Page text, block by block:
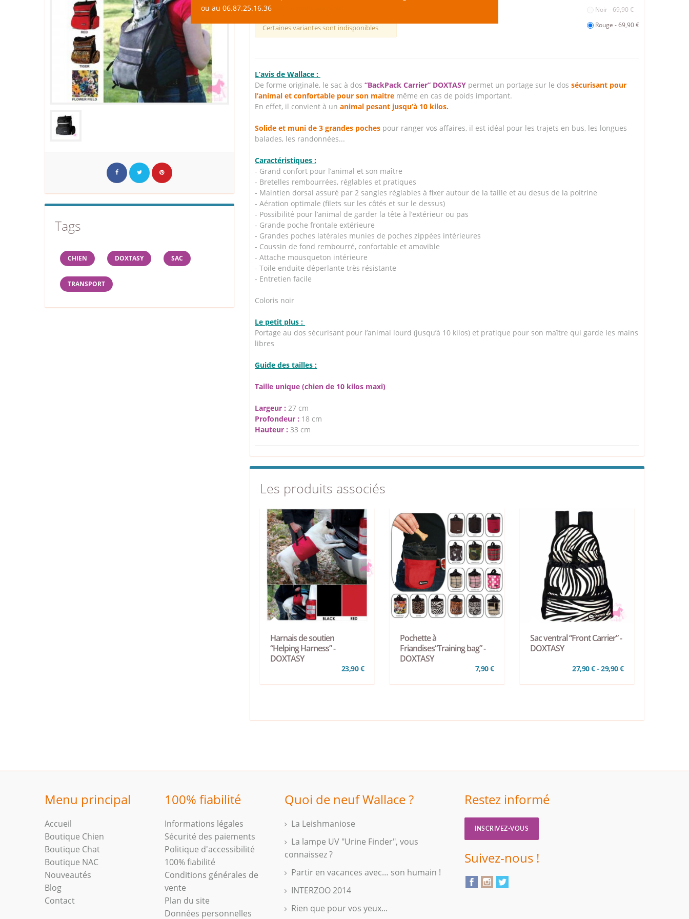
ou au 06.87.25.16.36
Tags
CHIEN DOXTASY SAC
TRANSPORT
Sacs de transport pour Chien
Certaines variantes sont indisponibles
Noir - 69,90 €
Rouge - 69,90 €
L’avis de Wallace :
De forme originale, le sac à dos “BackPack Carrier” DOXTASY permet un portage sur le dos sécurisant pour
l’animal et confortable pour son maitre même en cas de poids important.
En effet, il convient à un animal pesant jusqu’à 10 kilos.
Solide et muni de 3 grandes poches pour ranger vos affaires, il est idéal pour les trajets en bus, les longues
balades, les randonnées...
Caractéristiques :
- Grand confort pour l’animal et son maître
- Bretelles rembourrées, réglables et pratiques
- Maintien dorsal assuré par 2 sangles réglables à fixer autour de la taille et au desus de la poitrine
- Aération optimale (filets sur les côtés et sur le dessus)
- Possibilité pour l’animal de garder la tête à l’extérieur ou pas
- Grande poche frontale extérieure
- Grandes poches latérales munies de poches zippées intérieures
- Coussin de fond rembourré, confortable et amovible
- Attache mousqueton intérieure
- Toile enduite déperlante très résistante
- Entretien facile
Coloris noir
Le petit plus :
Portage au dos sécurisant pour l’animal lourd (jusqu’à 10 kilos) et pratique pour son maître qui garde les mains
libres
Guide des tailles :
Taille unique (chien de 10 kilos maxi)
Largeur : 27 cm
Profondeur : 18 cm
Hauteur : 33 cm
Les produits associés
Harnais de soutien
“Helping Harness” -
DOXTASY
23,90 €
Pochette à
Friandises“Training bag” -
DOXTASY
7,90 €
Sac ventral “Front Carrier” -
DOXTASY
27,90 € - 29,90 €
Menu principal
Accueil
Boutique Chien
Boutique Chat
Boutique NAC
Nouveautés
Blog
Contact
100% fiabilité
Informations légales
Sécurité des paiements
Politique d'accessibilité
100% fiabilité
Conditions générales de
vente
Plan du site
Données personnelles
Quoi de neuf Wallace ?
La Leishmaniose
La lampe UV "Urine Finder", vous
connaissez ?
Partir en vacances avec… son humain !
INTERZOO 2014
Rien que pour vos yeux...
Restez informé
INSCRIVEZ-VOUS
Suivez-nous !